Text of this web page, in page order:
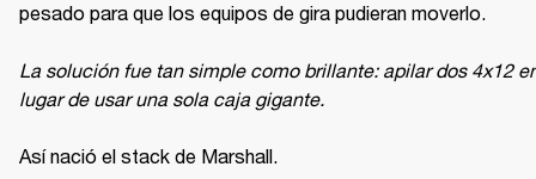
pesado para que los equipos de gira pudieran moverlo.
La solución fue tan simple como brillante: apilar dos 4x12
lugar de usar una sola caja gigante.
Así nació el stack de Marshall.